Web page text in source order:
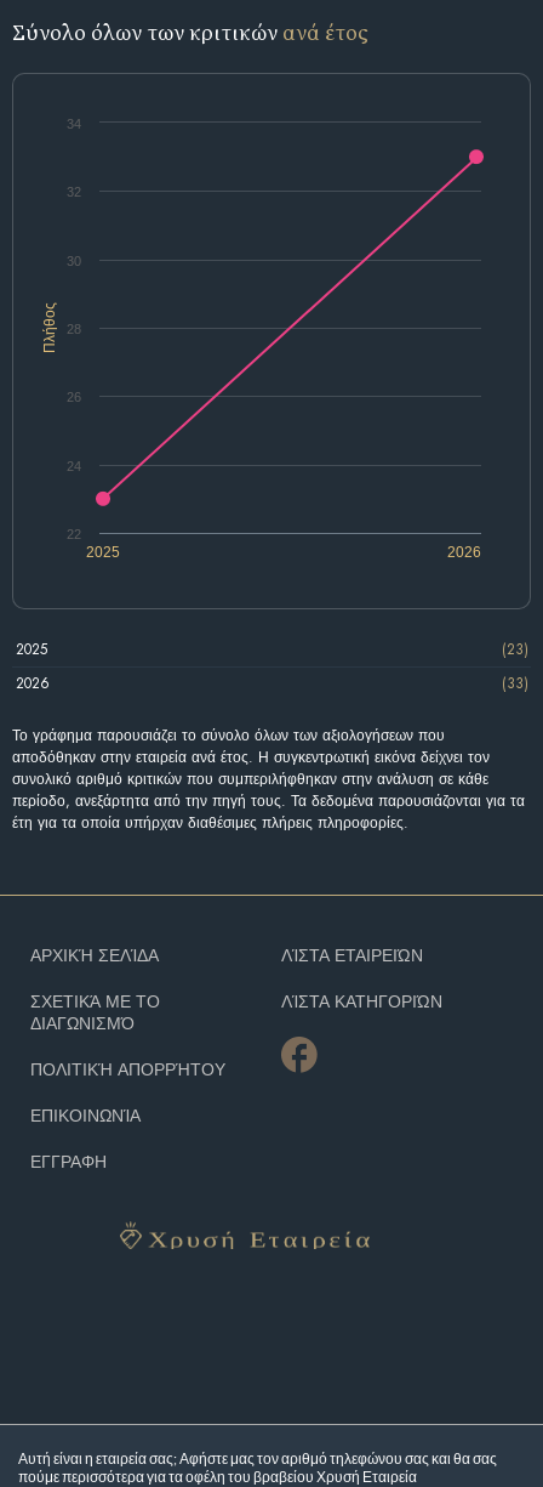
Σύνολο όλων των κριτικών ανά έτος
Πλήθος
2025 2026
22
24
26
28
30
32
34
2025
(23)
2026
(33)
Το γράφημα παρουσιάζει το σύνολο όλων των αξιολογήσεων που
αποδόθηκαν στην εταιρεία ανά έτος. Η συγκεντρωτική εικόνα δείχνει τον
συνολικό αριθμό κριτικών που συμπεριλήφθηκαν στην ανάλυση σε κάθε
περίοδο, ανεξάρτητα από την πηγή τους. Τα δεδομένα παρουσιάζονται για τα
έτη για τα οποία υπήρχαν διαθέσιμες πλήρεις πληροφορίες.
Αυτή είναι η εταιρεία σας; Αφήστε μας τον αριθμό τηλεφώνου σας και θα σας
πούμε περισσότερα για ταοφέλη του βραβείου Χρυσή Εταιρεία
ΑΡΧΙΚΉ ΣΕΛΊΔΑ
ΣΧΕΤΙΚΆ ΜΕ ΤΟ
ΔΙΑΓΩΝΙΣΜΌ
ΠΟΛΙΤΙΚΉ ΑΠΟΡΡΉΤΟΥ
ΕΠΙΚΟΙΝΩΝΊΑ
ΕΓΓΡΑΦΗ
ΛΊΣΤΑ ΕΤΑΙΡΕΙΏΝ
ΛΊΣΤΑ ΚΑΤΗΓΟΡΙΏΝ